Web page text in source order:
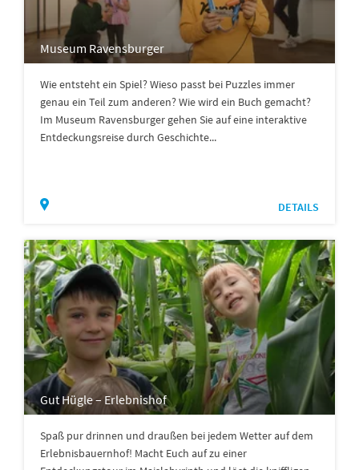
Museum Ravensburger
Wie entsteht ein Spiel? Wieso passt bei Puzzles immer
genau ein Teil zum anderen? Wie wird ein Buch gemacht?
Im Museum Ravensburger gehen Sie auf eine interaktive
Entdeckungsreise durch Geschichte...
DETAILS
Gut Hügle – Erlebnishof
Spaß pur drinnen und draußen bei jedem Wetter auf dem
Erlebnisbauernhof! Macht Euch auf zu einer